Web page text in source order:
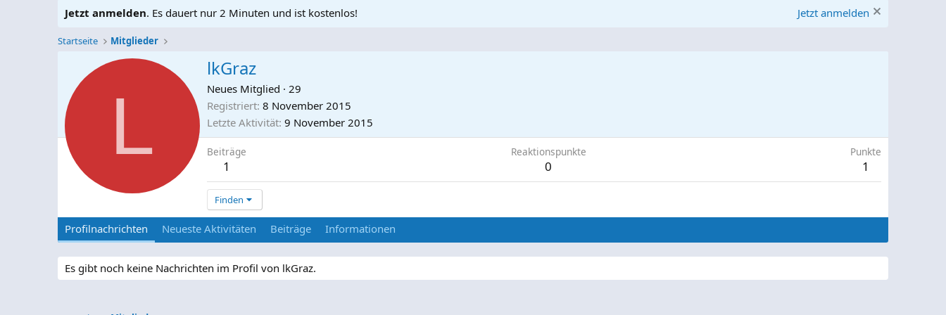
Jetzt anmelden. Es dauert nur 2 Minuten und ist kostenlos! Jetzt anmelden
Startseite Mitglieder
L
lkGraz
Neues Mitglied · 29
Registriert 8 November 2015
Letzte Aktivität 9 November 2015
Beiträge
1
Reaktionspunkte
0
Punkte
1
Finden
Profilnachrichten Neueste Aktivitäten Beiträge Informationen
Es gibt noch keine Nachrichten im Profil von lkGraz.